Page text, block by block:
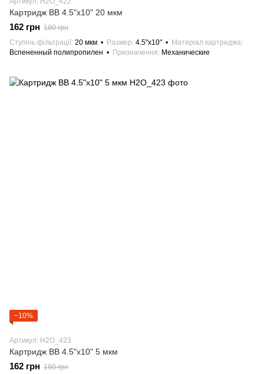
Картридж BB 4.5"х10" 20 мкм
162 грн 180 грн
Ступінь фільтрації 20 мкм Размер 4.5"х10"
Матеріал картриджа
Вспененный полипропилен
Призначення Механические
−10%
Артикул: H2О_423
Картридж BB 4.5"х10" 5 мкм
162 грн 180 грн